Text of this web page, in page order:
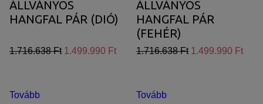
ÁLLVÁNYOS
HANGFAL PÁR (DIÓ)
1.716.638 Ft 1.499.990 Ft
Tovább
ÁLLVÁNYOS
HANGFAL PÁR
(FEHÉR)
1.716.638 Ft 1.499.990 Ft
Tovább